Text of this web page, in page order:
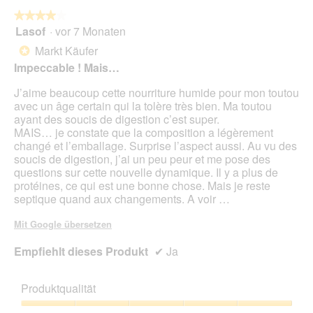
n
m
o
d
a
e
s
D
i
a
l
o
g
f
l
g
★★★★★
★★★★★
4
Sternen.
Lasof · vor 7 Monaten
* Markt Käufer
Impeccable ! Mais…
J’aime beaucoup cette nourriture humide pour mon toutou
avec un âge certain qui la tolère très bien. Ma toutou
ayant des soucis de digestion c’est super.
MAIS… je constate que la composition a légèrement
changé et l’emballage. Surprise l’aspect aussi. Au vu des
soucis de digestion, j’ai un peu peur et me pose des
questions sur cette nouvelle dynamique. Il y a plus de
protéines, ce qui est une bonne chose. Mais je reste
septique quand aux changements. A voir …
Mit Google übersetzen
Empfiehlt dieses Produkt ✔ Ja
Produktqualität